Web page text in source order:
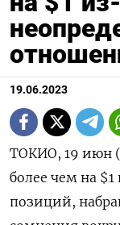
19.06.2023
ТОКИО, 19 июн
более чем на $1
позиций,